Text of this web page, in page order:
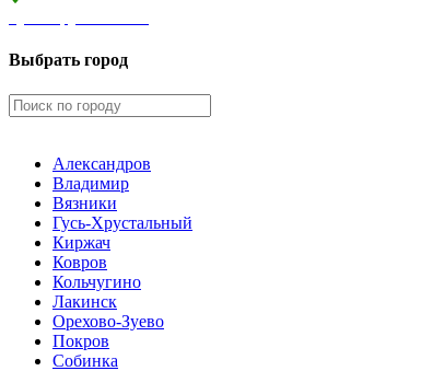
Выбрать город
Александров
Владимир
Вязники
Гусь-Хрустальный
Киржач
Ковров
Кольчугино
Лакинск
Орехово-Зуево
Покров
Собинка